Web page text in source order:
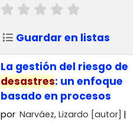
Guardar en listas
La gestión del riesgo de
desastres: un enfoque
basado en procesos
por Narváez, Lizardo [autor]